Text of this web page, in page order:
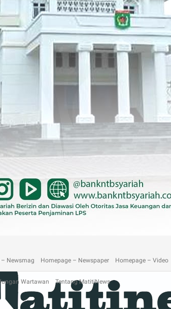
Newsmag Homepage – Newspaper Homepage – Video
Wartawan Tentang MatitiNews